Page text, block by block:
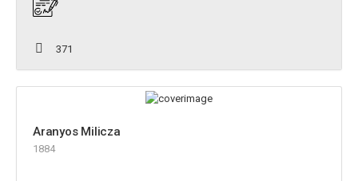
371
Aranyos Milicza
1884